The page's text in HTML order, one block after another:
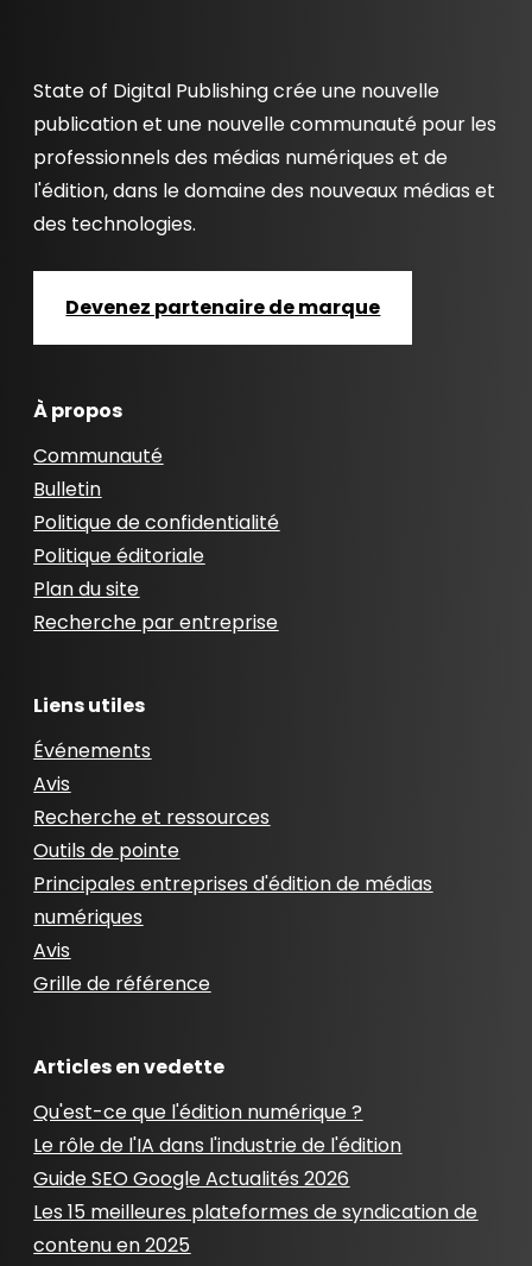
State of Digital Publishing crée une nouvelle
publication et une nouvelle communauté pour les
professionnels des médias numériques et de
l'édition, dans le domaine des nouveaux médias et
des technologies.
Devenez partenaire de marque
À propos
Communauté
Bulletin
Politique de confidentialité
Politique éditoriale
Plan du site
Recherche par entreprise
Liens utiles
Événements
Avis
Recherche et ressources
Outils de pointe
Principales entreprises d'édition de médias
numériques
Avis
Grille de référence
Articles en vedette
Qu'est-ce que l'édition numérique ?
Le rôle de l'IA dans l'industrie de l'édition
Guide SEO Google Actualités 2026
Les 15 meilleures plateformes de syndication de
contenu en 2025